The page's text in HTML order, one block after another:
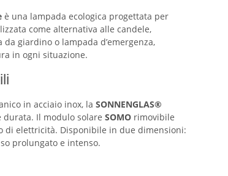
è una lampada ecologica progettata per
come alternativa alle candele,
giardino o lampada d’emergenza,
in ogni situazione.
in acciaio inox, la SONNENGLAS®
durata. Il modulo solare SOMO rimovibile
di elettricità. Disponibile in due dimensioni:
prolungato e intenso.